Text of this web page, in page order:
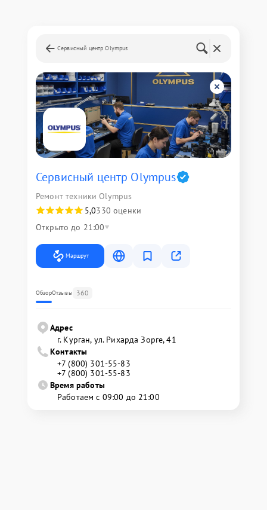
Сервисный центр Olympus
Сервисный центр Olympus
Ремонт техники Olympus
5,0330 оценки
Открыто до 21:00
Маршрут
ОбзорОтзывы 360
Адрес
г. Курган, ул. Рихарда Зорге, 41
Контакты
+7 (800) 301-55-83
+7 (800) 301-55-83
Время работы
Работаем с 09:00 до 21:00